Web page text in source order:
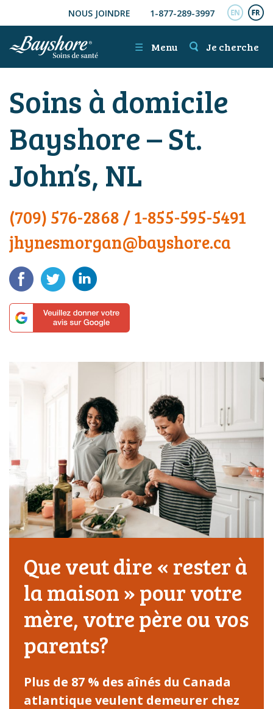
ALLER AU CONTENU PRINCIPAL
NOUS JOINDRE 1-877-289-3997
☰ Menu Je cherche
Soins à domicile
Bayshore – St.
John’s, NL
(709) 576-2868 /1-855-595-5491
jhynesmorgan@bayshore.ca
Facebook
TwitterLinkedIn
Veuillez donner votre avis sur Google
Que veut dire « rester à
la maison » pour votre
mère, votre père ou vos
parents?
Plus de 87 % des aînés du Canada
atlantique veulent demeurer chez